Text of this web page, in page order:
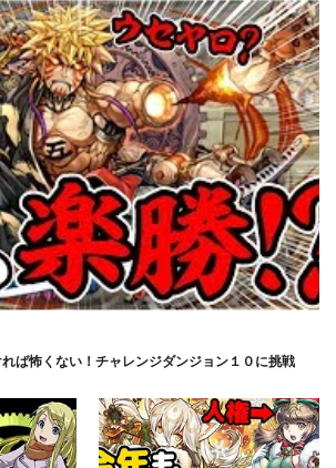
れば怖くない！チャレンジダンジョン１０に挑戦